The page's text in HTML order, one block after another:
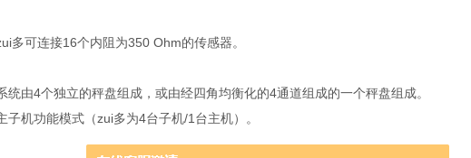
多可连接16个内阻为350 Ohm的传感器。
统由4个独立的秤盘组成，或由经四角均衡化的4通道组成的一个秤盘组成。
子机功能模式（zui多为4台子机/1台主机）。